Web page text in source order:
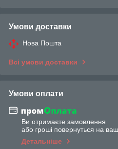
Умови доставки
Нова Пошта
Всі умови доставки
Умови оплати
Ви отримаєте замовлення
або гроші повернуться на
Детальніше